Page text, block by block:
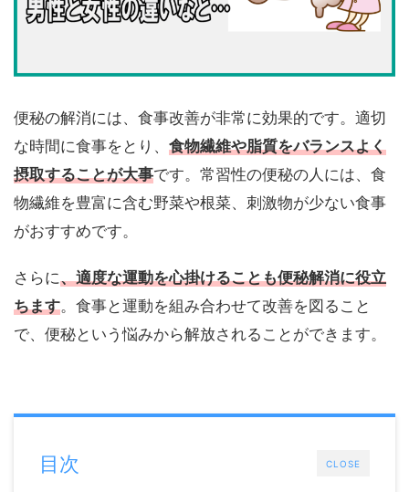
便秘の解消には、食事改善が非常に効果的です。適切
な時間に食事をとり、 食物繊維や脂質をバランスよく
摂取することが大事です。常習性の便秘の人には、食
物繊維を豊富に含む野菜や根菜、刺激物が少ない食事
がおすすめです。
さらに、適度な運動を心掛けることも便秘解消に役立
ちます。食事と運動を組み合わせて改善を図ること
で、便秘という悩みから解放されることができます。
CLOSE
目次